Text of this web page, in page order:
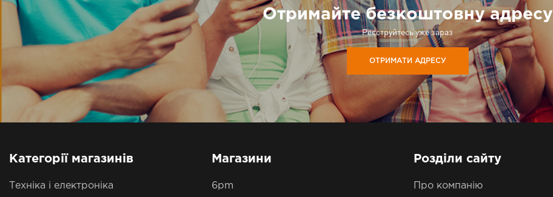
Отримайте безкоштовну адресу
Реєструйтесь уже зараз
ОТРИМАТИ АДРЕСУ
Категорії магазинів
Техніка і електроніка
Магазини
6pm
Розділи сайту
Про компанію